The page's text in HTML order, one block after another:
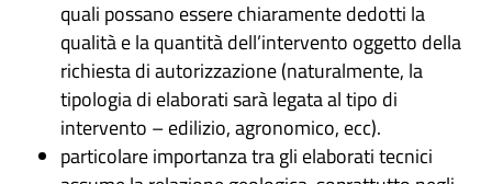
quali possano essere chiaramente dedotti la
qualità e la quantità dell’intervento oggetto della
richiesta di autorizzazione (naturalmente, la
tipologia di elaborati sarà legata al tipo di
intervento – edilizio, agronomico, ecc).
particolare importanza tra gli elaborati tecnici